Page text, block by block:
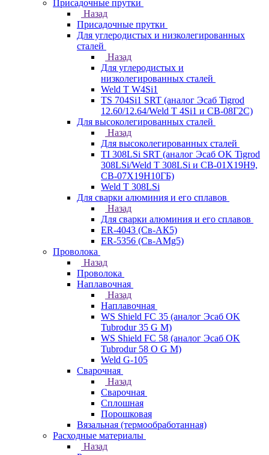
Присадочные прутки
Назад
Присадочные прутки
Для углеродистых и низколегированных
сталей
Назад
Для углеродистых и
низколегированных сталей
Weld T W4Si1
TS 704Si1 SRT (аналог Эсаб Tigrod
12.60/12.64/Weld T 4Si1 и СВ-08Г2С)
Для высоколегированных сталей
Назад
Для высоколегированных сталей
TI 308LSi SRT (аналог Эсаб OK Tigrod
308LSi/Weld T 308LSi и СВ-01Х19Н9,
СВ-07Х19Н10ГБ)
Weld T 308LSi
Для сварки алюминия и его сплавов
Назад
Для сварки алюминия и его сплавов
ER-4043 (Св-АК5)
ER-5356 (Св-АМg5)
Проволока
Назад
Проволока
Наплавочная
Назад
Наплавочная
WS Shield FC 35 (аналог Эсаб OK
Tubrodur 35 G M)
WS Shield FC 58 (аналог Эсаб OK
Tubrodur 58 O G M)
Weld G-105
Сварочная
Назад
Сварочная
Сплошная
Порошковая
Вязальная (термообработанная)
Расходные материалы
Назад